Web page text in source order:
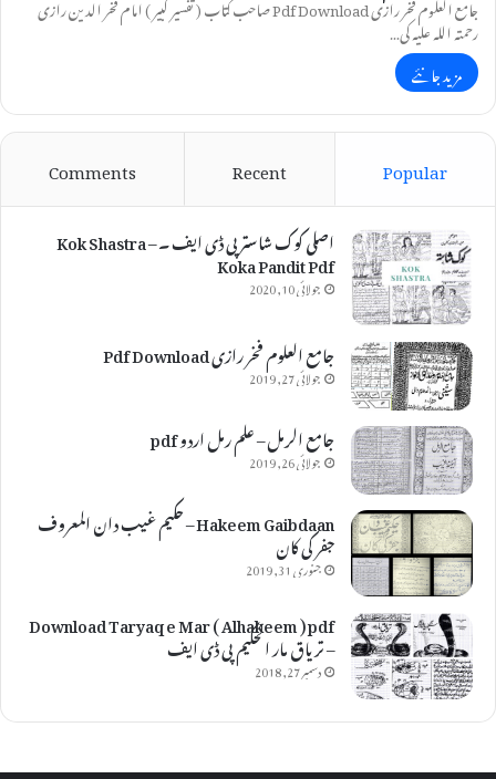
رحمتہ اللہ علیہ کی…
مزید جانئے
Popular
Recent
Comments
اصلی کوک شاستر پی ڈی ایف ۔ Kok Shastra –
Koka Pandit Pdf
جولائی 10, 2020
جامع العلوم فخر رازی Pdf Download
جولائی 27, 2019
جامع الرمل – علم رمل اردو pdf
جولائی 26, 2019
Hakeem Gaibdaan – حکیم غیب دان المعروف
جفر کی کان
جنوری 31, 2019
Download Taryaq e Mar ( Alhakeem ) pdf
– تریاق مار الحکیم پی ڈی ایف
دسمبر 27, 2018